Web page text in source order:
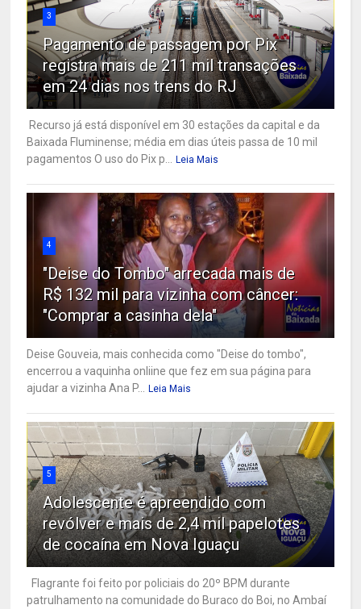
3
Pagamento de passagem por Pix
registra mais de 211 mil transações
em 24 dias nos trens do RJ
Recurso já está disponível em 30 estações da capital e da
Baixada Fluminense; média em dias úteis passa de 10 mil
pagamentos O uso do Pix p...
Leia Mais
4
"Deise do Tombo" arrecada mais de
R$ 132 mil para vizinha com câncer:
"Comprar a casinha dela"
Deise Gouveia, mais conhecida como "Deise do tombo",
encerrou a vaquinha onliine que fez em sua página para
ajudar a vizinha Ana P...
Leia Mais
5
Adolescente é apreendido com
revólver e mais de 2,4 mil papelotes
de cocaína em Nova Iguaçu
Flagrante foi feito por policiais do 20º BPM durante
patrulhamento na comunidade do Buraco do Boi, no Ambaí